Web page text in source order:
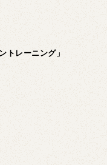
トレーニング」